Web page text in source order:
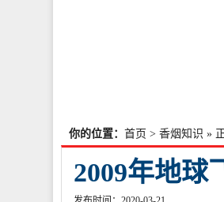
你的位置： 首页 > 香烟知识 »
2009年地球